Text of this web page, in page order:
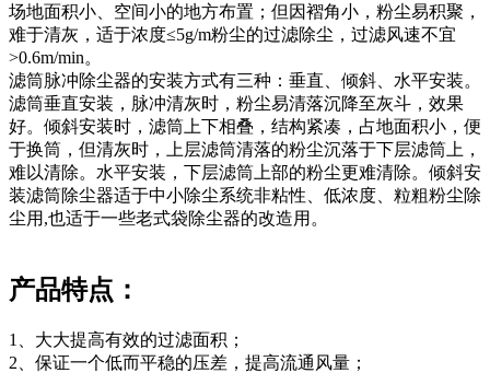
场地面积小、空间小的地方布置；但因褶角小，粉尘易积聚，
难于清灰，适于浓度≤5g/m粉尘的过滤除尘，过滤风速不宜
>0.6m/min。
滤筒脉冲除尘器的安装方式有三种：垂直、倾斜、水平安装。
滤筒垂直安装，脉冲清灰时，粉尘易清落沉降至灰斗，效果
好。倾斜安装时，滤筒上下相叠，结构紧凑，占地面积小，便
于换筒，但清灰时，上层滤筒清落的粉尘沉落于下层滤筒上，
难以清除。水平安装，下层滤筒上部的粉尘更难清除。倾斜安
装滤筒除尘器适于中小除尘系统非粘性、低浓度、粒粗粉尘除
尘用,也适于一些老式袋除尘器的改造用。
产品特点：
1、大大提高有效的过滤面积；
2、保证一个低而平稳的压差，提高流通风量；